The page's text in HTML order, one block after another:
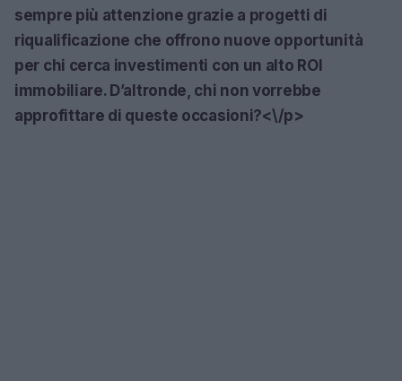
sempre più attenzione grazie a progetti di
riqualificazione che offrono nuove opportunità
per chi cerca investimenti con un alto ROI
immobiliare. D’altronde, chi non vorrebbe
approfittare di queste occasioni?<\/p>